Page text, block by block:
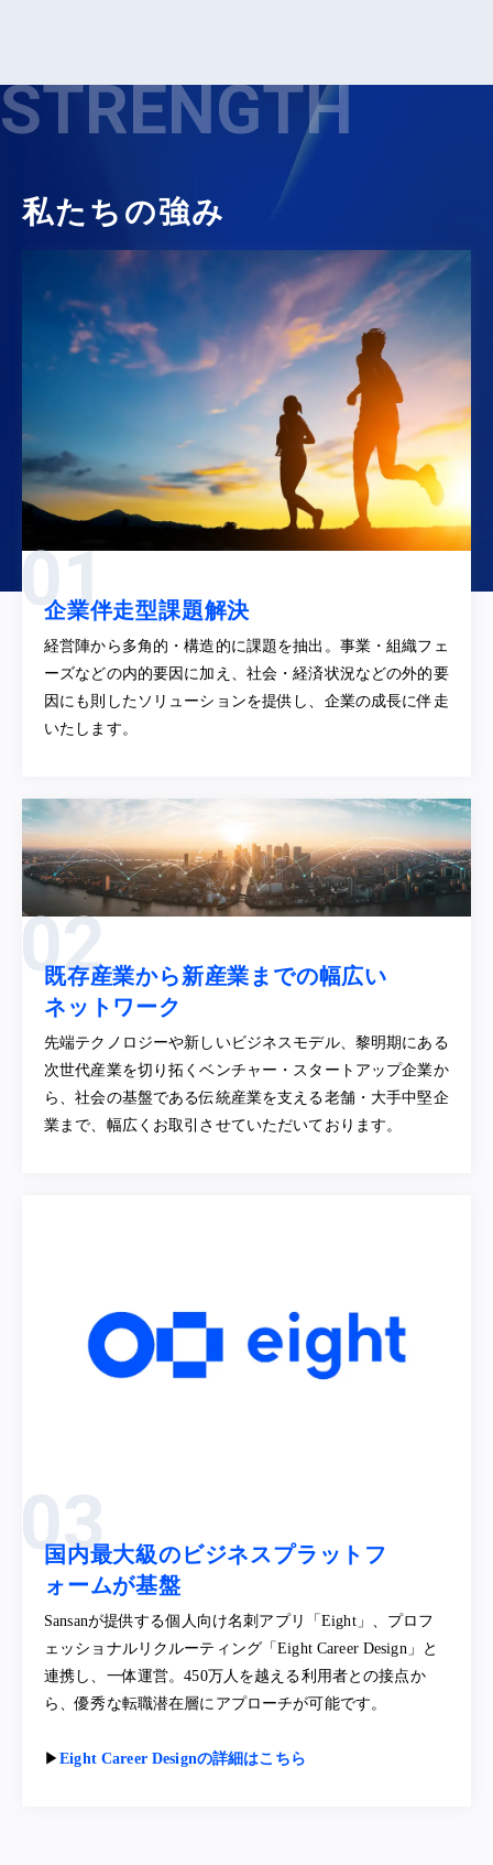
STRENGTH
私たちの強み
企業伴走型課題解決
経営陣から多角的・構造的に課題を抽出。事業・組織フェ
ーズなどの内的要因に加え、社会・経済状況などの外的要
因にも則したソリューションを提供し、企業の成長に伴走
いたします。
既存産業から新産業までの幅広い
ネットワーク
先端テクノロジーや新しいビジネスモデル、黎明期にある
次世代産業を切り拓くベンチャー・スタートアップ企業か
ら、社会の基盤である伝統産業を支える老舗・大手中堅企
業まで、幅広くお取引させていただいております。
国内最大級のビジネスプラットフ
ォームが基盤
Sansanが提供する個人向け名刺アプリ「Eight」、プロフ
ェッショナルリクルーティング「Eight Career Design」と
連携し、一体運営。450万人を越える利用者との接点か
ら、優秀な転職潜在層にアプローチが可能です。
▶︎Eight Career Designの詳細はこちら